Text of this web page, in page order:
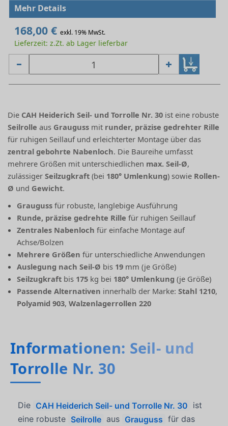
Mehr Details
168,00 € exkl. 19% MwSt.
Lieferzeit: z.Zt. ab Lager lieferbar
Die CAH Heiderich Seil- und Torrolle Nr. 30 ist eine robuste
Seilrolle aus Grauguss mit runder, präzise gedrehter Rille
für ruhigen Seillauf und erleichterter Montage über das
zentral gebohrte Nabenloch. Die Baureihe umfasst
mehrere Größen mit unterschiedlichen max. Seil-Ø,
zulässigerSeilzugkraft (bei 180° Umlenkung) sowie Rollen-
Ø und Gewicht.
Grauguss für robuste, langlebige Ausführung
Runde, präzise gedrehte Rille für ruhigen Seillauf
Zentrales Nabenloch für einfache Montage auf
Achse/Bolzen
Mehrere Größen für unterschiedliche Anwendungen
Auslegung nach Seil-Ø bis 19 mm (je Größe)
Seilzugkraft bis 175 kg bei 180° Umlenkung (je Größe)
Passende Alternativen innerhalb der Marke:Stahl 1210,
Polyamid 903,Walzenlagerrollen 220
Informationen: Seil- und
Torrolle Nr. 30
Die CAH Heiderich Seil- und Torrolle Nr. 30 ist
eine robuste Seilrolle aus Grauguss für das